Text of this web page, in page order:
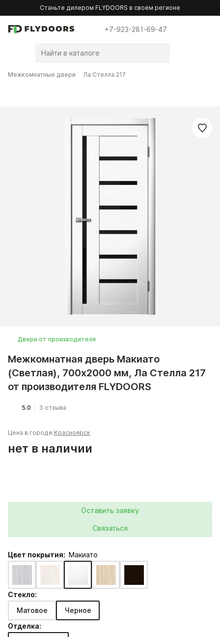
Станьте дилером FLYDOORS в своём регионе
+7-923-281-69-47
Межкомнатные двери Ла Стелла 217
Двери от производителя
Межкомнатная дверь Макиато
(Светлая), 700x2000 мм, Ла Стелла 217
от производителя FLYDOORS
5.0 3 отзыва
Цена в городе:Красноярск
нет в наличии
Оставить заявку
Связаться
Цвет покрытия: Макиато
Стекло:
Матовое
Черное
Отделка: